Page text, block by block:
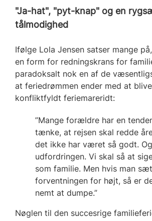
"Ja-hat", "pyt-knap" og en
tålmodighed
Ifølge Lola Jensen satser mange
en form for redningskrans for
paradoksalt nok en af de
at feriedrømmen ender med at
konfliktfyldt feriemareridt:
”Mange forældre har en
tænke, at rejsen skal redde
det ikke har været så godt.
udfordringen. Vi skal så at
som familie. Men hvis man
forventningen for højt, så er
nemt at dumpe.”
Nøglen til den succesrige